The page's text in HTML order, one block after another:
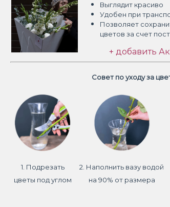
Выглядит красиво
Удобен при
Позволяет
цветов за счет
+ добавить
Совет по уходу за
1. Подрезать
цветы под углом
2. Наполнить вазу водой
на 90% от размера